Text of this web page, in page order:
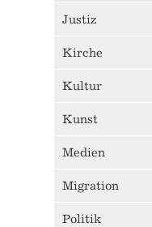
Justiz
Kirche
Kultur
Kunst
Medien
Migration
Politik